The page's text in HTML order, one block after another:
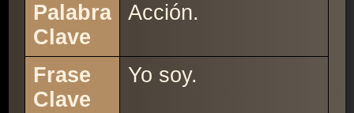
Palabra
Clave
Acción.
Frase
Clave
Yo soy.